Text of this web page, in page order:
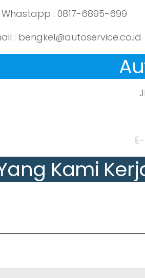
Whastapp : 0817-6895-699
: bengkel@autoservice.co.id
Kami